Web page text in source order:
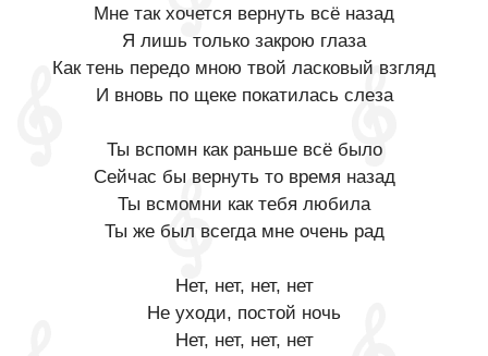
Мне так хочется вернуть всё назад
Я лишь только закрою глаза
Как тень передо мною твой ласковый взгляд
И вновь по щеке покатилась слеза
Ты вспомн как раньше всё было
Сейчас бы вернуть то время назад
Ты всмомни как тебя любила
Ты же был всегда мне очень рад
Нет, нет, нет, нет
Не уходи, постой ночь
Нет, нет, нет, нет